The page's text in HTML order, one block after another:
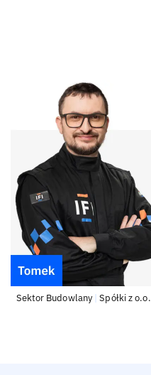
Sektor Budowlany | Spółki z o.o.